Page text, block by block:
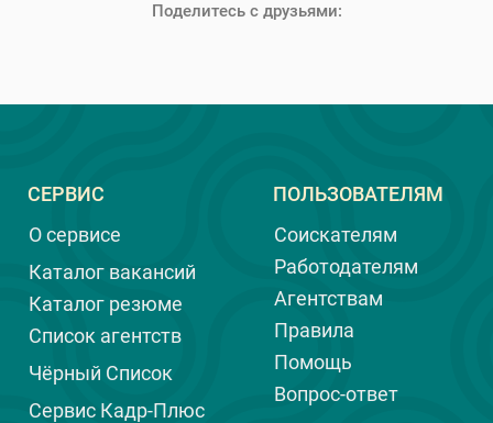
Поделитесь с друзьями:
СЕРВИС
О сервисе
Каталог вакансий
Каталог резюме
Список агентств
Чёрный Список
Сервис Кадр-Плюс
ПОЛЬЗОВАТЕЛЯМ
Соискателям
Работодателям
Агентствам
Правила
Помощь
Вопрос-ответ